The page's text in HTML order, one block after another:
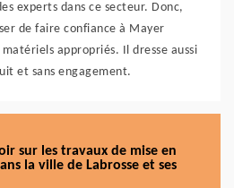
experts dans ce secteur. Donc,
de faire confiance à Mayer
appropriés. Il dresse aussi
et sans engagement.
sur les travaux de mise en
la ville de Labrosse et ses